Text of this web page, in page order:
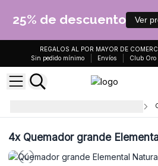
25% de descuento Ver
REGALOS AL POR MAYOR DE
Sin pedido mínimo
Envíos Club Oro
4xQuemador grande